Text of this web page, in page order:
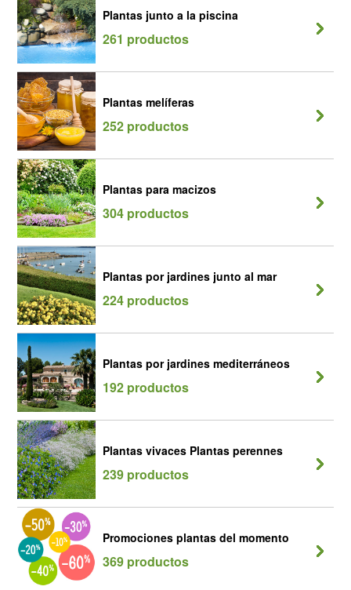
Plantas junto a la piscina
261 productos
Plantas melíferas
252 productos
Plantas para macizos
304 productos
Plantas por jardines junto al mar
224 productos
Plantas por jardines mediterráneos
192 productos
Plantas vivaces Plantas perennes
239 productos
Promociones plantas del momento
369 productos